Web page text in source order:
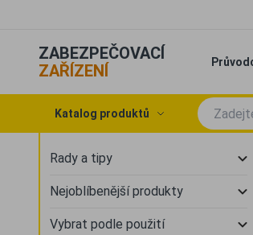
ZABEZPEČOVACÍ
ZAŘÍZENÍ
Katalog produktů
Rady a tipy
Nejoblíbenější produkty
Vybrat podle použití